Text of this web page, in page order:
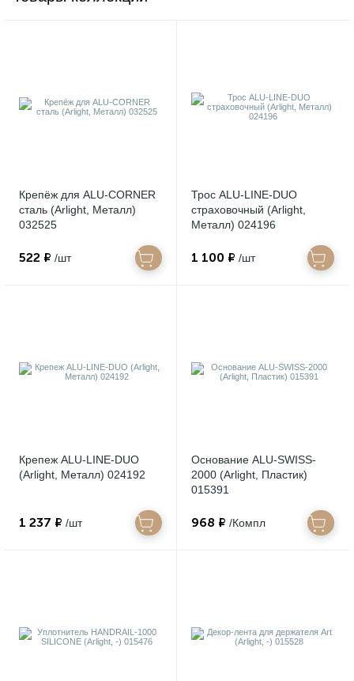
Крепёж для ALU-CORNER
сталь (Arlight, Металл)
032525
522 ₽ /шт
Трос ALU-LINE-DUO
страховочный (Arlight,
Металл) 024196
1 100 ₽ /шт
Крепеж ALU-LINE-DUO
(Arlight, Металл) 024192
1 237 ₽ /шт
Основание ALU-SWISS-
2000 (Arlight, Пластик)
015391
968 ₽ /Компл